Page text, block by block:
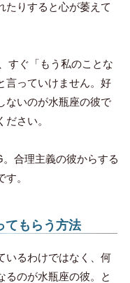
たりすると心が萎えて
すぐ「もう私のことな
言っていけません。好
ないのが水瓶座の彼で
さい。
合理主義の彼からする
。
てもらう方法
いるわけではなく、何
るのが水瓶座の彼。と